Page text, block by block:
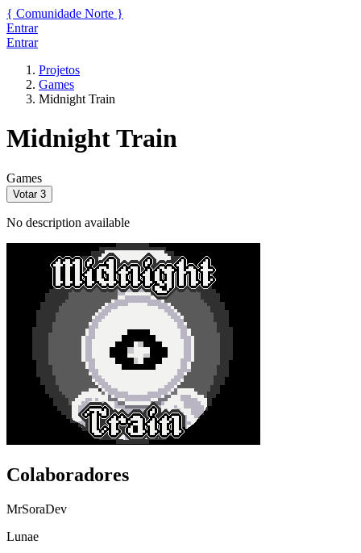
{ Comunidade Norte }
Entrar
Entrar
Projetos
Games
Midnight Train
Midnight Train
Games
Votar 3
No description available
Colaboradores
MrSoraDev
Lunae